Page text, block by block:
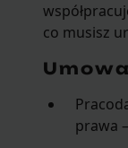
co musisz
prawa